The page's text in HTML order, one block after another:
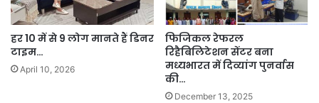
हर 10 में से 9 लोग मानते हैं डिनर
टाइम…
April 10, 2026
फिजिकल रेफरल
रिहैबिलिटेशन सेंटर बना
मध्यभारत में दिव्यांग पुनर्वास
की…
December 13, 2025